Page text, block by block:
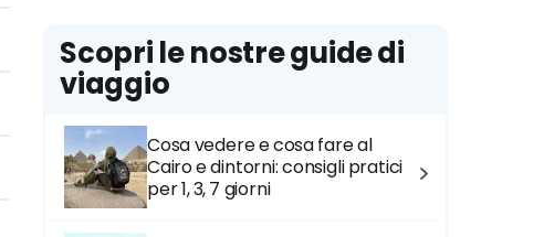
Scopri le nostre guide di
viaggio
Cosa vedere e cosa fare al
Cairo e dintorni: consigli pratici
per 1, 3, 7 giorni